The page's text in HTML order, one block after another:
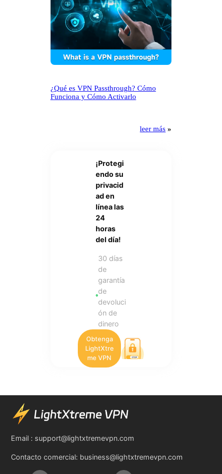
¿Qué es VPN Passthrough? Cómo
Funciona y Cómo Activarlo
leer más »
¡Protegi
endo su
privacid
ad en
línea las
24
horas
del día!
30 días
de
garantía
de
devoluci
ón de
dinero
Obtenga
LightXtre
me VPN
Email : support@lightxtremevpn.com
Contacto comercial: business@lightxtremevpn.com